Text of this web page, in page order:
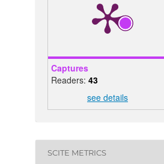
Captures
Readers:43
see details
SCITE METRICS